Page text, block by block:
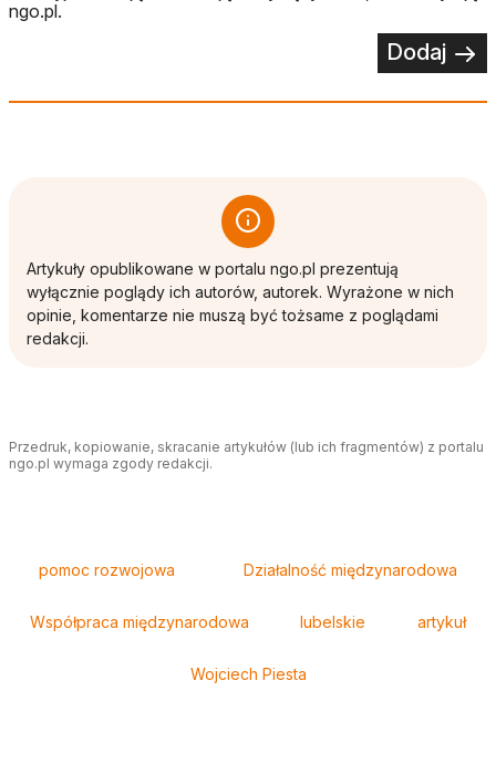
ngo.pl.
Dodaj
Artykuły opublikowane w portalu ngo.pl prezentują
wyłącznie poglądy ich autorów, autorek. Wyrażone w nich
opinie, komentarze nie muszą być tożsame z poglądami
redakcji.
Przedruk, kopiowanie, skracanie artykułów (lub ich fragmentów) z portalu
ngo.pl wymaga zgody redakcji.
pomoc rozwojowa Działalność międzynarodowa
Współpraca międzynarodowa lubelskie artykuł
Wojciech Piesta